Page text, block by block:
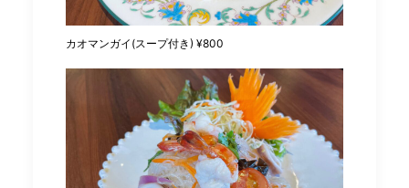
カオマンガイ(スープ付き) ¥800